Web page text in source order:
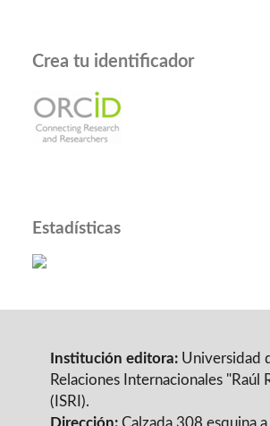
Crea tu identificador
Estadísticas
Institución editora:Universidad
Relaciones Internacionales "Raúl
(ISRI).